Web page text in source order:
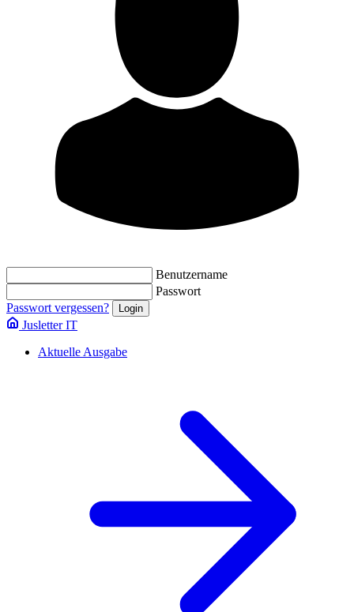
Benutzername
Passwort
Passwort vergessen?
Jusletter IT
Aktuelle Ausgabe